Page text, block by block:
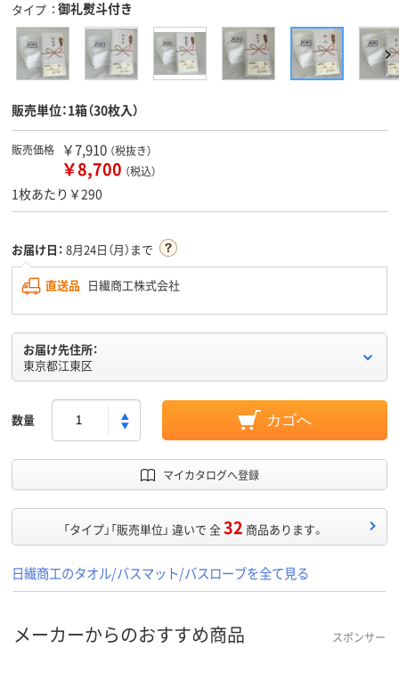
タイプ 御礼熨斗付き
販売単位：1箱（30枚入）
販売価格 ￥7,910 （税抜き）
￥8,700 （税込）
1枚あたり￥290
お届け日： 8月24日（月）まで
直送品 日繊商工株式会社
お届け先住所：
東京都江東区
数量 カゴへ
マイカタログへ登録
「タイプ」「販売単位」 違いで 全32 商品あります。
日繊商工のタオル/バスマット/バスローブを全て見る
メーカーからのおすすめ商品 スポンサー